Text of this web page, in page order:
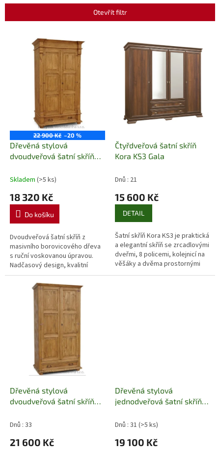
r
Otevřít filtr
22 900 Kč –20 %
Dřevěná stylová
dvoudveřová šatní skříň
Skladem (>5 ks)
18 320 Kč
Do košíku
Dvoudveřová šatní skříň z
masivního borovicového dřeva
s ruční voskovanou úpravou.
Nadčasový design, kvalitní
zpracování a praktický úložný
prostor.
Čtyřdveřová šatní skříň
Kora KS3 Gala
Dnů : 21
15 600 Kč
DETAIL
Šatní skříň Kora KS3 je praktická
a elegantní skříň se zrcadlovými
dveřmi, 8 policemi, kolejnicí na
věšáky a dvěma prostornými
zásuvkami. Je vyrobena z
Dřevěná stylová
dvoudveřová šatní skříň
Euromeb
Dnů : 33
21 600 Kč
Dřevěná stylová
jednodveřová šatní skříň
Dnů : 31 (>5 ks)
19 100 Kč